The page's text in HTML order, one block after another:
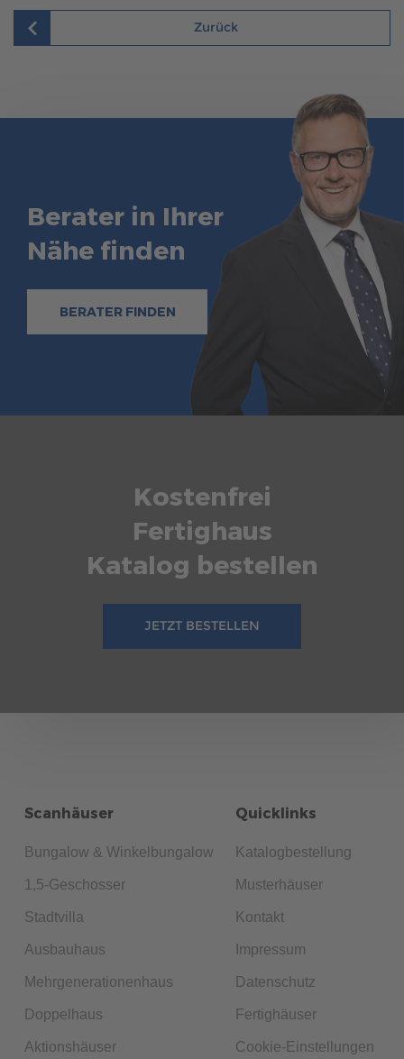
Zurück
Berater in Ihrer
Nähe finden
BERATER FINDEN
Kostenfrei
Fertighaus
Katalog bestellen
JETZT BESTELLEN
Scanhäuser
Bungalow & Winkelbungalow
1,5-Geschosser
Stadtvilla
Ausbauhaus
Mehrgenerationenhaus
Doppelhaus
Aktionshäuser
Quicklinks
Katalogbestellung
Musterhäuser
Kontakt
Impressum
Datenschutz
Fertighäuser
Cookie-Einstellungen